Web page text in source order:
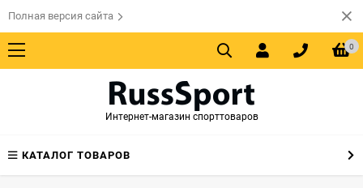
Полная версия сайта
0
Интернет-магазин спорттоваров
КАТАЛОГ ТОВАРОВ